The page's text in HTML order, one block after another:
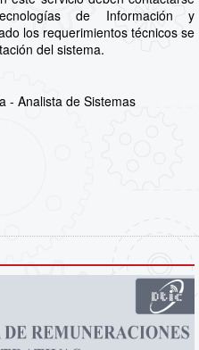
de Información y
los requerimientos técnicos se
del sistema.
- Analista de Sistemas